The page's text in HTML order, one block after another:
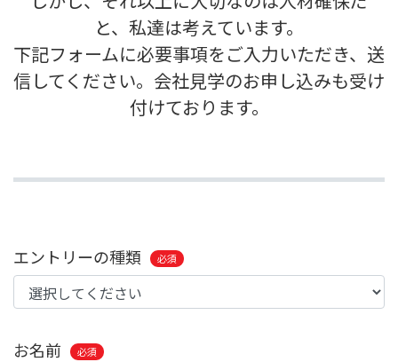
と、私達は考えています。
下記フォームに必要事項をご入力いただき、送
信してください。会社見学のお申し込みも受け
付けております。
エントリーの種類 必須
お名前 必須